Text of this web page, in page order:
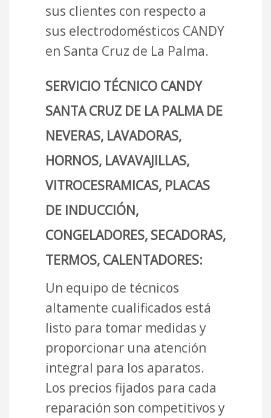
sus clientes con respecto a
sus electrodomésticos CANDY
en Santa Cruz de La Palma.
SERVICIO TÉCNICO CANDY
SANTA CRUZ DE LA PALMA DE
NEVERAS, LAVADORAS,
HORNOS, LAVAVAJILLAS,
VITROCESRAMICAS, PLACAS
DE INDUCCIÓN,
CONGELADORES, SECADORAS,
TERMOS, CALENTADORES:
Un equipo de técnicos
altamente cualificados está
listo para tomar medidas y
proporcionar una atención
integral para los aparatos.
Los precios fijados para cada
reparación son competitivos y